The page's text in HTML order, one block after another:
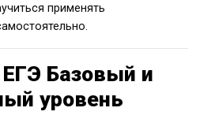
применять
Базовый и
уровень